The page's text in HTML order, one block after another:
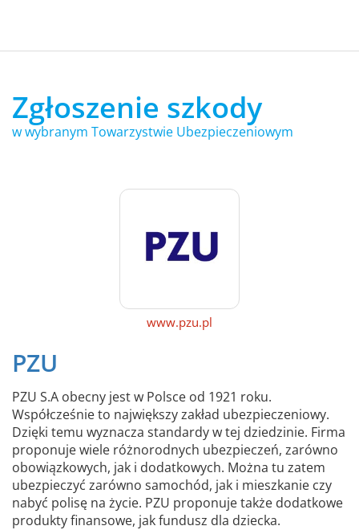
Zgłoszenie szkody
w wybranym Towarzystwie Ubezpieczeniowym
www.pzu.pl
PZU
PZU S.A obecny jest w Polsce od 1921 roku.
Współcześnie to największy zakład ubezpieczeniowy.
Dzięki temu wyznacza standardy w tej dziedzinie. Firma
proponuje wiele różnorodnych ubezpieczeń, zarówno
obowiązkowych, jak i dodatkowych. Można tu zatem
ubezpieczyć zarówno samochód, jak i mieszkanie czy
nabyć polisę na życie. PZU proponuje także dodatkowe
produkty finansowe, jak fundusz dla dziecka.